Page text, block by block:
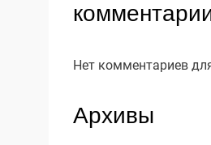
Нет комментариев
Архивы